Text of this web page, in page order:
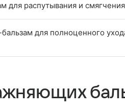
для распутывания и
для полноценного